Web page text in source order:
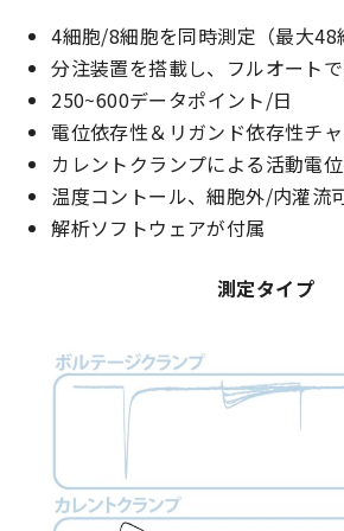
4細胞/8細胞を同時測定（最大48
分注装置を搭載し、フルオート
250~600データポイント/日
電位依存性＆リガンド依存性チ
カレントクランプによる活動電
温度コントール、細胞外/内灌流
解析ソフトウェアが付属
測定タイプ